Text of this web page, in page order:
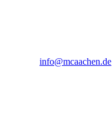
info@mcaachen.de